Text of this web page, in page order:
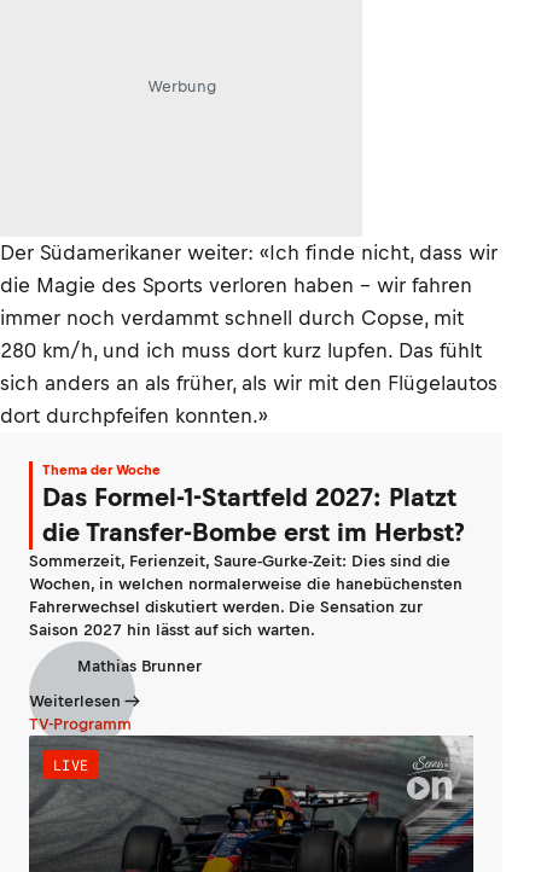
Werbung
Der Südamerikaner weiter: «Ich finde nicht, dass wir
die Magie des Sports verloren haben – wir fahren
immer noch verdammt schnell durch Copse, mit
280 km/h, und ich muss dort kurz lupfen. Das fühlt
sich anders an als früher, als wir mit den Flügelautos
dort durchpfeifen konnten.»
Thema der Woche
Das Formel-1-Startfeld 2027: Platzt
die Transfer-Bombe erst im Herbst?
Sommerzeit, Ferienzeit, Saure-Gurke-Zeit: Dies sind die
Wochen, in welchen normalerweise die hanebüchensten
Fahrerwechsel diskutiert werden. Die Sensation zur
Saison 2027 hin lässt auf sich warten.
Mathias Brunner
Weiterlesen
TV-Programm
LIVE